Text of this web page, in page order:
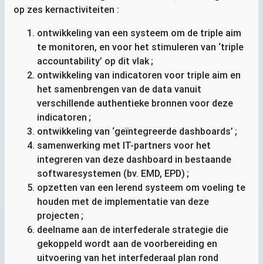
op zes kernactiviteiten :
ontwikkeling van een systeem om de triple aim
te monitoren, en voor het stimuleren van ‘triple
accountability’ op dit vlak ;
ontwikkeling van indicatoren voor triple aim en
het samenbrengen van de data vanuit
verschillende authentieke bronnen voor deze
indicatoren ;
ontwikkeling van ‘geïntegreerde dashboards’ ;
samenwerking met IT-partners voor het
integreren van deze dashboard in bestaande
softwaresystemen (bv. EMD, EPD) ;
opzetten van een lerend systeem om voeling te
houden met de implementatie van deze
projecten ;
deelname aan de interfederale strategie die
gekoppeld wordt aan de voorbereiding en
uitvoering van het interfederaal plan rond